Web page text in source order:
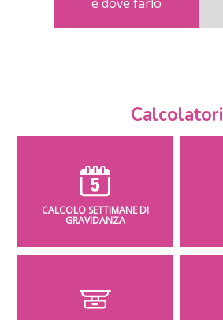
Calcolatori
CALCOLO SETTIMANE DI
GRAVIDANZA